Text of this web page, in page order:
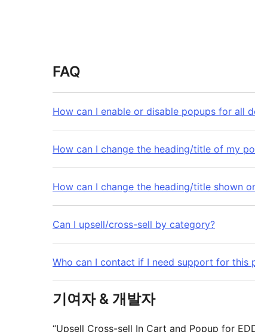
FAQ
How can I enable or disable popups for all
How can I change the heading/title of my
How can I change the heading/title shown
Can I upsell/cross-sell by category?
Who can I contact if I need support for this
기여자 & 개발자
“Upsell Cross-sell In Cart and Popup for